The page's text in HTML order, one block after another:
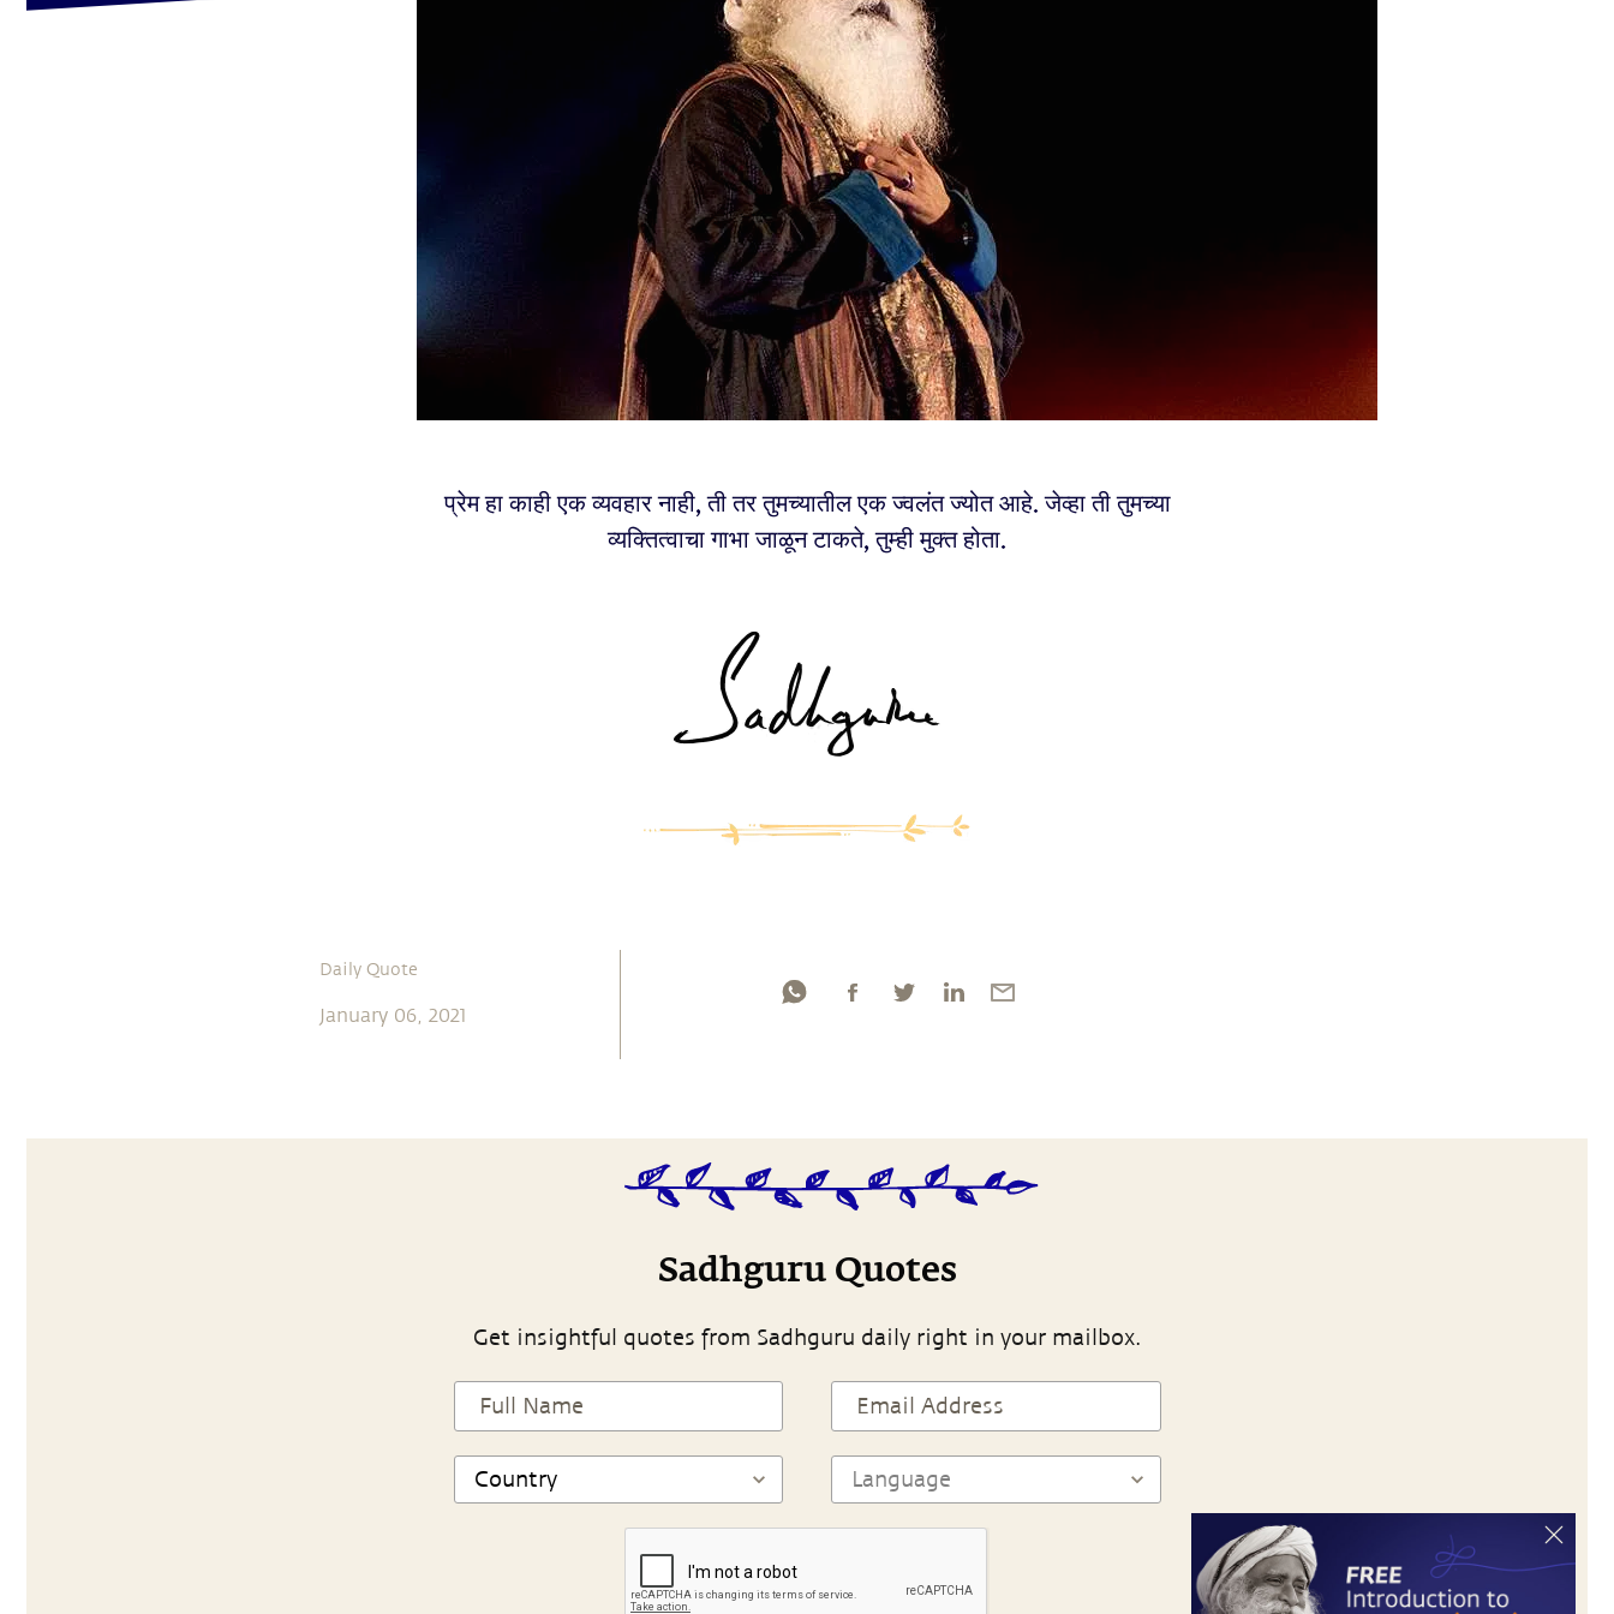
प्रेम हा काही एक व्यवहार नाही, ती तर तुमच्यातील एक ज्वलंत ज्योत आहे. जेव्हा ती तुमच्या
व्यक्तित्वाचा गाभा जाळून टाकते, तुम्ही मुक्त होता.
Daily Quote
January 06, 2021
Sadhguru Quotes
Get insightful quotes from Sadhguru daily right in your mailbox.